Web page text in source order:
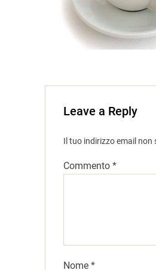
Leave a Reply
Il tuo indirizzo email non
Commento *
Nome *